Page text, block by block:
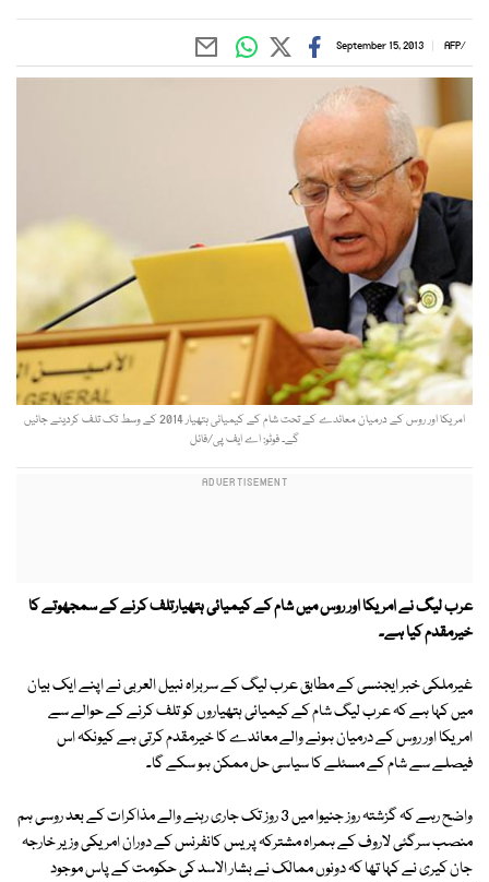
/
AFP
September 15, 2013
امریکا اور روس کے درمیان معائدے کے تحت شام کے کیمیائی ہتھیار 2014 کے وسط تک تلف کردیئے جائیں
گے۔ فوٹو: اے ایف پی/فائل
عرب لیگ نے امریکا اور روس میں شام کے کیمیائی ہتھیارتلف کرنے کے سمجھوتے کا
خیرمقدم کیا ہے۔
غیرملکی خبر ایجنسی کے مطابق عرب لیگ کے سربراہ نبیل العربی نے اپنے ایک بیان
میں کہا ہے کہ عرب لیگ شام کے کیمیائی ہتھیاروں کو تلف کرنے کے حوالے سے
امریکا اور روس کے درمیان ہونے والے معائدے کا خیرمقدم کرتی ہے کیونکہ اس
فیصلے سے شام کے مسئلے کا سیاسی حل ممکن ہو سکے گا۔
واضح رہے کہ گزشتہ روز جنیوا میں 3 روز تک جاری رہنے والے مذاکرات کے بعد روسی ہم
منصب سرگئی لاروف کے ہمراہ مشترکہ پریس کانفرنس کے دوران امریکی وزیر خارجہ
جان کیری نے کہا تھا کہ دونوں ممالک نے بشار الاسد کی حکومت کے پاس موجود